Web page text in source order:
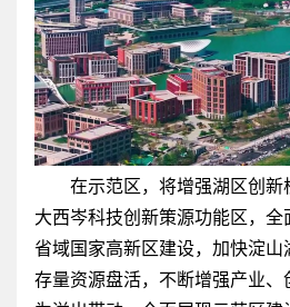
在示范区，将增强湖区创
大西岑科技创新策源功能区，
省域国家高新区建设，加快淀山
存量资源盘活，不断增强产业